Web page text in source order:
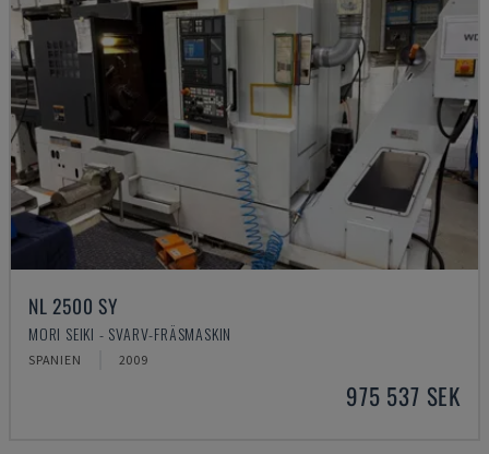
NL 2500 SY
MORI SEIKI - SVARV-FRÄSMASKIN
SPANIEN 2009
975 537 SEK